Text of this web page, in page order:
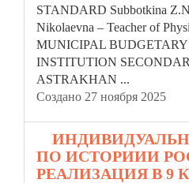
STANDARD Subbotkina
Nikolaevna – Teacher of
MUNICIPAL
INSTITUTION
ASTRAKHAN ...
Создано 27 ноября 2025
ПО ИСТОРИИИ
РЕАЛИЗАЦИЯ В 9